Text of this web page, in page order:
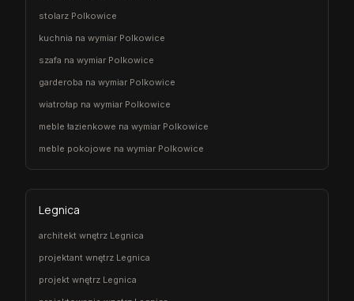
stolarz Polkowice
kuchnia na wymiar Polkowice
szafa na wymiar Polkowice
garderoba na wymiar Polkowice
wiatrołap na wymiar Polkowice
meble łazienkowe na wymiar Polkowice
meble pokojowe na wymiar Polkowice
Legnica
architekt wnętrz Legnica
projektant wnętrz Legnica
projekt wnętrz Legnica